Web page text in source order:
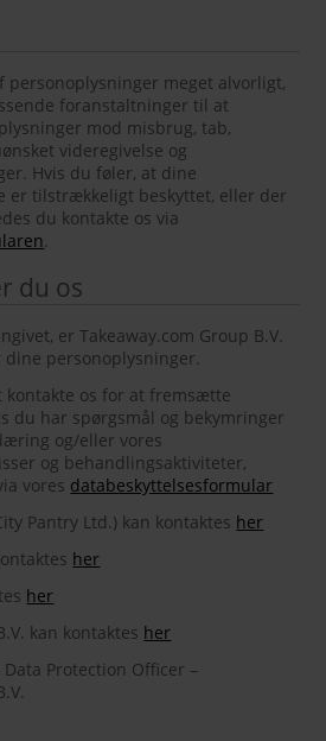
personoplysninger meget alvorligt,
foranstaltninger til at
mod misbrug, tab,
videregivelse og
Hvis du føler, at dine
er tilstrækkeligt beskyttet, eller der
du kontakte os via
.
du os
er Takeaway.com Group B.V.
personoplysninger.
kontakte os for at fremsætte
du har spørgsmål og bekymringer
og/eller vores
og behandlingsaktiviteter,
vores databeskyttelsesformular
Pantry Ltd.) kan kontaktes her
her
her
kan kontaktes her
Data Protection Officer –